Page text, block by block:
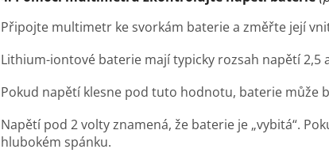
Připojte multimetr ke svorkám baterie a změřte její
Lithium-iontové baterie mají typicky rozsah napětí 2,5
Pokud napětí klesne pod tuto hodnotu, baterie může
Napětí pod 2 volty znamená, že baterie je „vybitá“.
hlubokém spánku.